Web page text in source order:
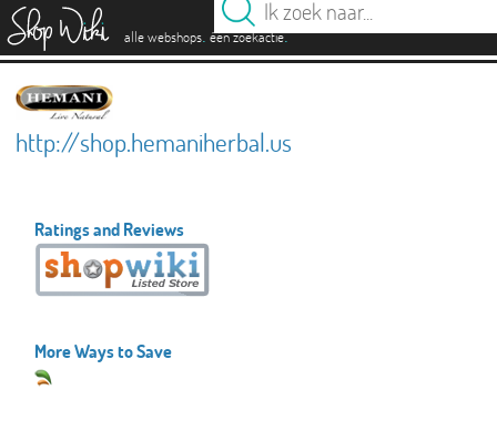
alle webshops. één zoekactie.
http://shop.hemaniherbal.us
Ratings and Reviews
More Ways to Save